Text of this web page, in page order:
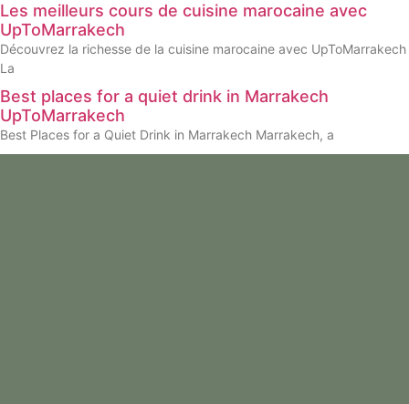
Les meilleurs cours de cuisine marocaine avec
UpToMarrakech
Découvrez la richesse de la cuisine marocaine avec UpToMarrakech
La
Best places for a quiet drink in Marrakech
UpToMarrakech
Best Places for a Quiet Drink in Marrakech Marrakech, a